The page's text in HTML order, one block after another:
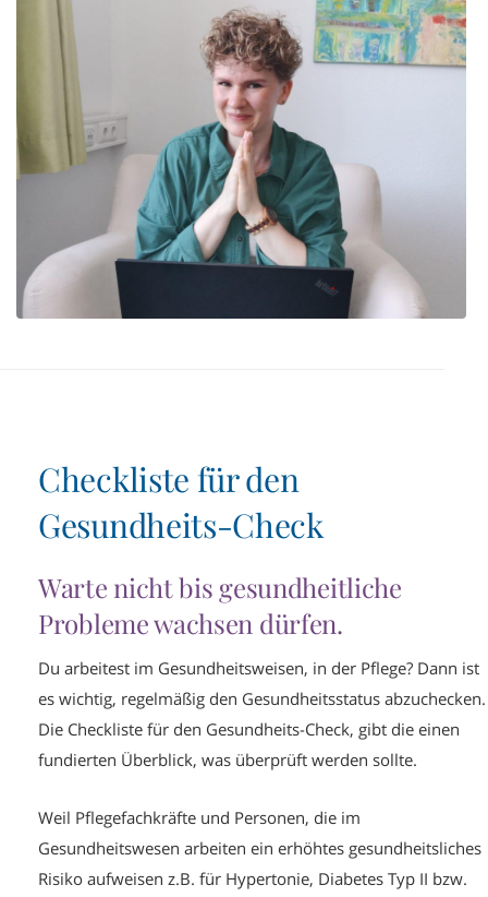
Checkliste für den
Gesundheits-Check
Warte nicht bis gesundheitliche
Probleme wachsen dürfen.
Du arbeitest im Gesundheitsweisen, in der Pflege? Dann ist
es wichtig, regelmäßig den Gesundheitsstatus abzuchecken.
Die Checkliste für den Gesundheits-Check, gibt die einen
fundierten Überblick, was überprüft werden sollte.
Weil Pflegefachkräfte und Personen, die im
Gesundheitswesen arbeiten ein erhöhtes gesundheitsliches
Risiko aufweisen z.B. für Hypertonie, Diabetes Typ II bzw.